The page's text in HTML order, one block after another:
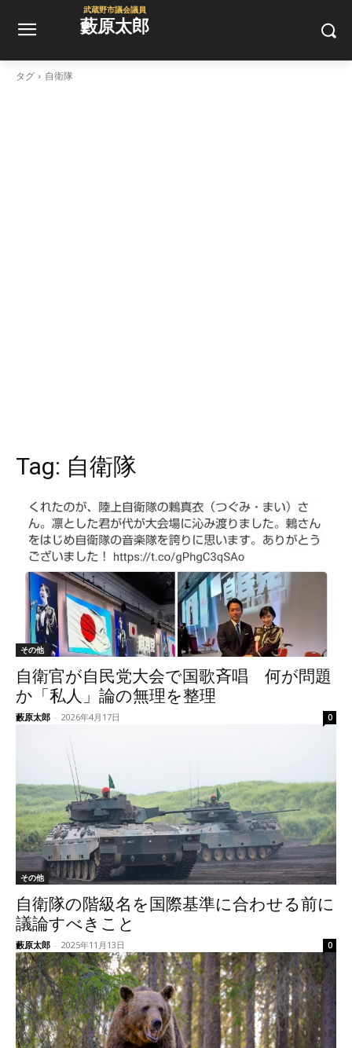
武蔵野市議会議員
藪原太郎
タグ 自衛隊
Tag: 自衛隊
その他
自衛官が自民党大会で国歌斉唱 何が問題
か「私人」論の無理を整理
藪原太郎 - 2026年4月17日 0
その他
自衛隊の階級名を国際基準に合わせる前に
議論すべきこと
藪原太郎 - 2025年11月13日 0